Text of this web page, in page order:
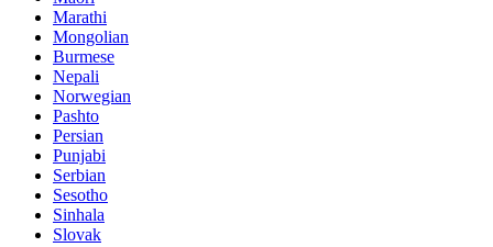
Marathi
Mongolian
Burmese
Nepali
Norwegian
Pashto
Persian
Punjabi
Serbian
Sesotho
Sinhala
Slovak